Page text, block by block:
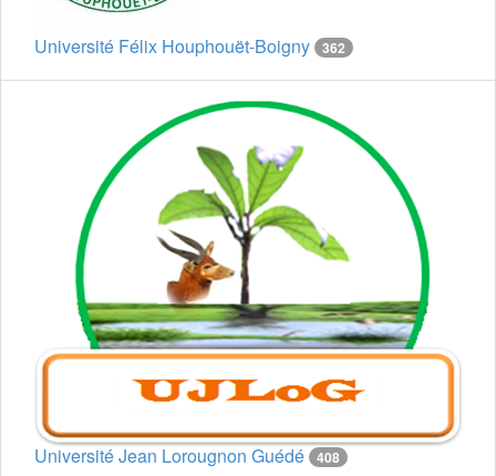
Université Félix Houphouët-Boigny 362
Université Jean Lorougnon Guédé 408